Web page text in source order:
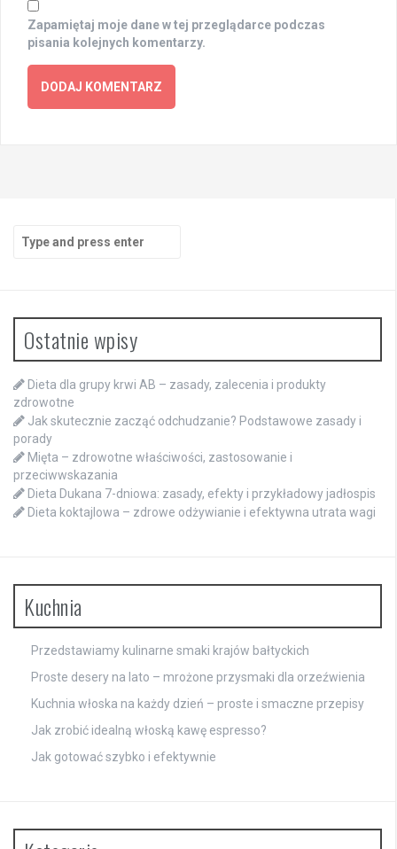
Zapamiętaj moje dane w tej przeglądarce podczas
pisania kolejnych komentarzy.
for:
Ostatnie wpisy
Dieta dla grupy krwi AB – zasady, zalecenia i produkty
zdrowotne
Jak skutecznie zacząć odchudzanie? Podstawowe zasady i
porady
Mięta – zdrowotne właściwości, zastosowanie i
przeciwwskazania
Dieta Dukana 7-dniowa: zasady, efekty i przykładowy jadłospis
Dieta koktajlowa – zdrowe odżywianie i efektywna utrata wagi
Kuchnia
Przedstawiamy kulinarne smaki krajów bałtyckich
Proste desery na lato – mrożone przysmaki dla orzeźwienia
Kuchnia włoska na każdy dzień – proste i smaczne przepisy
Jak zrobić idealną włoską kawę espresso?
Jak gotować szybko i efektywnie